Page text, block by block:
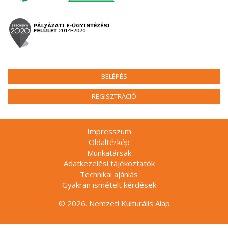
BELÉPÉS
REGISZTRÁCIÓ
Impresszum
Oldaltérkép
Munkatársak
Adatkezelési tájékoztatók
Technikai ajánlás
Gyakran ismételt kérdések
© 2026. Nemzeti Kulturális Alap